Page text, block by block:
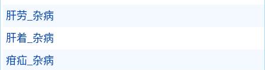
肝劳_杂病
肝着_杂病
疳疝_杂病